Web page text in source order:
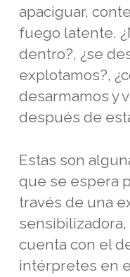
apaciguar,
fuego latente.
dentro?, ¿se
explotamos?,
desarmamos y
después de
Estas son
que se espera
través de una
cuenta con el
intérpretes en